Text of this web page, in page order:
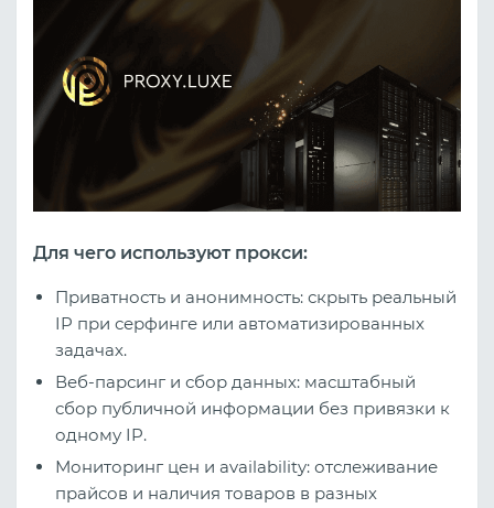
Для чего используют прокси:
Приватность и анонимность: скрыть реальный
IP при серфинге или автоматизированных
задачах.
Веб‑парсинг и сбор данных: масштабный
сбор публичной информации без привязки к
одному IP.
Мониторинг цен и availability: отслеживание
прайсов и наличия товаров в разных